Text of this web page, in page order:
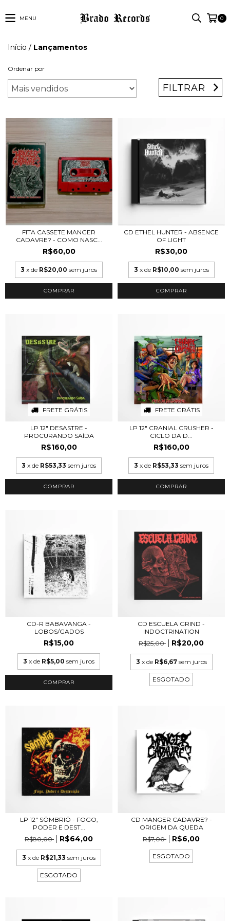
MENU 0
Início / Lançamentos
Ordenar por
FILTRAR
FITA CASSETE MANGER
CADAVRE? - COMO NASC...
R$60,00
3 x de R$20,00 sem juros
CD ETHEL HUNTER - ABSENCE
OF LIGHT
R$30,00
3 x de R$10,00 sem juros
FRETE GRÁTIS
LP 12" DESASTRE -
PROCURANDO SAÍDA
R$160,00
3 x de R$53,33 sem juros
FRETE GRÁTIS
LP 12" CRANIAL CRUSHER -
CICLO DA D...
R$160,00
3 x de R$53,33 sem juros
CD-R BABAVANGA -
LOBOS/GADOS
R$15,00
3 x de R$5,00 sem juros
CD ESCUELA GRIND -
INDOCTRINATION
R$25,00
R$20,00
3 x de R$6,67 sem juros
ESGOTADO
LP 12" SÖMBRIÖ - FOGO,
PODER E DEST...
R$80,00
R$64,00
3 x de R$21,33 sem juros
ESGOTADO
CD MANGER CADAVRE? -
ORIGEM DA QUEDA
R$7,00
R$6,00
ESGOTADO